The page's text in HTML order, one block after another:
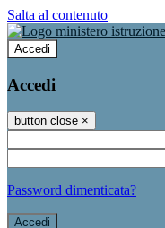
Salta al contenuto
Accedi
Accedi
button close ×
Password dimenticata?